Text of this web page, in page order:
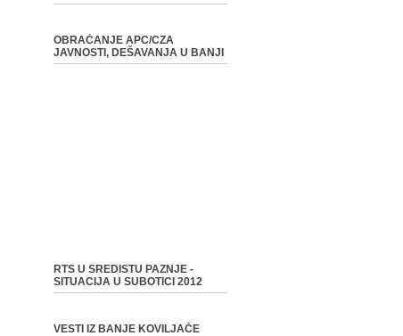
OBRAĆANJE APC/CZA
JAVNOSTI, DEŠAVANJA U BANJI
RTS U SREDISTU PAZNJE -
SITUACIJA U SUBOTICI 2012
VESTI IZ BANJE KOVILJAČE